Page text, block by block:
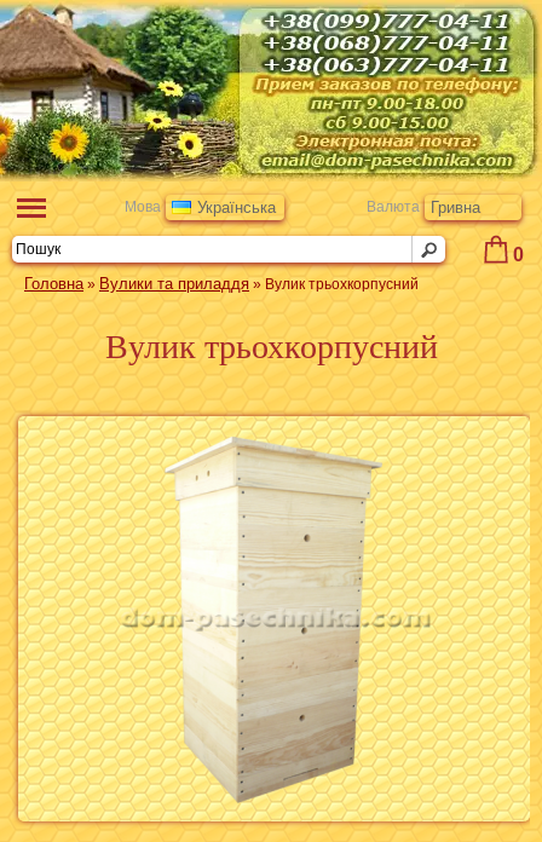
0
Мова Українська Валюта Гривна
Головна» Вулики та приладдя » Вулик трьохкорпусний
Вулик трьохкорпусний